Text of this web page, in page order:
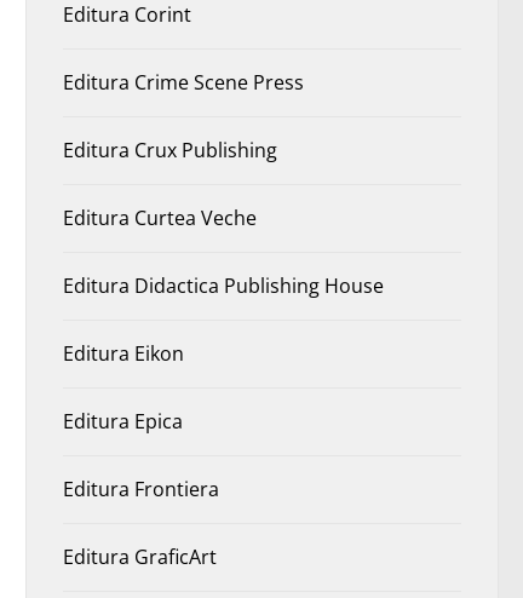
Editura Corint
Editura Crime Scene Press
Editura Crux Publishing
Editura Curtea Veche
Editura Didactica Publishing House
Editura Eikon
Editura Epica
Editura Frontiera
Editura GraficArt